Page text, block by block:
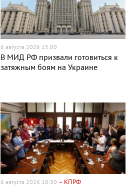
6 августа 2026 15:00
В МИД РФ призвали готовиться к
затяжным боям на Украине
6 августа 2026 10:30 – КПРФ